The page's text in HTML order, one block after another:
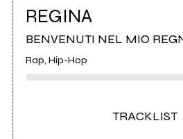
REGINA
BENVENUTI NEL MIO
Rap, Hip-Hop
TRACKLIST